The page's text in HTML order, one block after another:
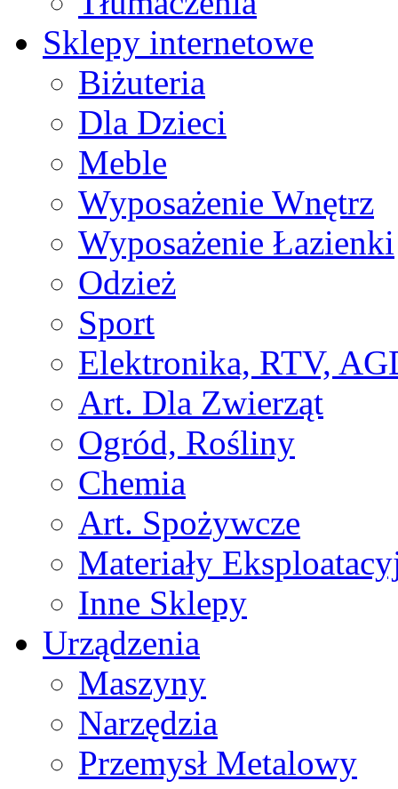
Sklepy internetowe
Biżuteria
Dla Dzieci
Meble
Wyposażenie Wnętrz
Wyposażenie Łazienki
Odzież
Sport
Elektronika, RTV,
Art. Dla Zwierząt
Ogród, Rośliny
Chemia
Art. Spożywcze
Materiały
Inne Sklepy
Urządzenia
Maszyny
Narzędzia
Przemysł Metalowy